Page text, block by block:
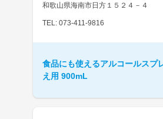
和歌山県海南市日方１５２４－４
TEL: 073-411-9816
食品にも使えるアルコールスプ
え用 900mL